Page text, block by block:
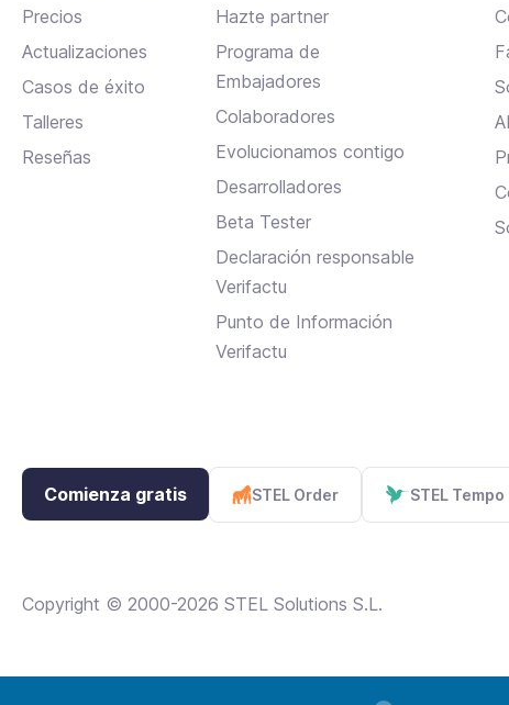
Precios
Actualizaciones
Casos de éxito
Talleres
Reseñas
Hazte partner
Programa de
Embajadores
Colaboradores
Evolucionamos contigo
Desarrolladores
Beta Tester
Declaración responsable
Verifactu
Punto de Información
Verifactu
Comienza gratis STEL Order STEL Tempo
Copyright © 2000-2026 STEL Solutions S.L.